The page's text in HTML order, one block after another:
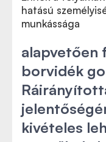
hatású
munkássága
alapvetően
borvidék
kivételes